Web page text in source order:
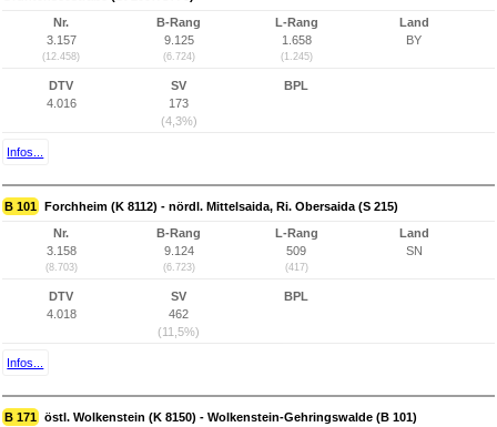
Nr.
3.157
(12.458)
B-Rang
9.125
(6.724)
L-Rang
1.658
(1.245)
Land
BY
DTV
4.016
SV
173
(4,3%)
BPL
Infos...
B 101 Forchheim (K 8112) - nördl. Mittelsaida, Ri. Obersaida (S 215)
Nr.
3.158
(8.703)
B-Rang
9.124
(6.723)
L-Rang
509
(417)
Land
SN
DTV
4.018
SV
462
(11,5%)
BPL
Infos...
B 171 östl. Wolkenstein (K 8150) - Wolkenstein-Gehringswalde (B 101)